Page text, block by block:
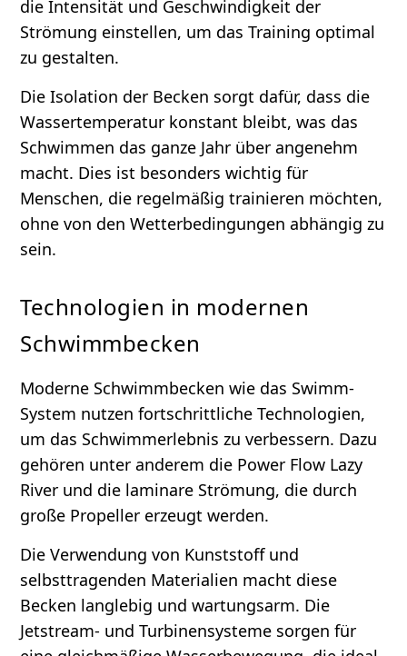
die Intensität und Geschwindigkeit der
Strömung einstellen, um das Training optimal
zu gestalten.
Die Isolation der Becken sorgt dafür, dass die
Wassertemperatur konstant bleibt, was das
Schwimmen das ganze Jahr über angenehm
macht. Dies ist besonders wichtig für
Menschen, die regelmäßig trainieren möchten,
ohne von den Wetterbedingungen abhängig zu
sein.
Technologien in modernen
Schwimmbecken
Moderne Schwimmbecken wie das Swimm-
System nutzen fortschrittliche Technologien,
um das Schwimmerlebnis zu verbessern. Dazu
gehören unter anderem die Power Flow Lazy
River und die laminare Strömung, die durch
große Propeller erzeugt werden.
Die Verwendung von Kunststoff und
selbsttragenden Materialien macht diese
Becken langlebig und wartungsarm. Die
Jetstream- und Turbinensysteme sorgen für